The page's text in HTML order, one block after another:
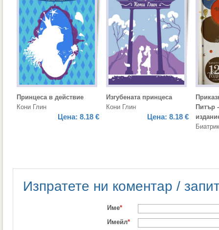
Принцеса в действие
Кони Глин
Цена: 8.18 €
Изгубената принцеса
Кони Глин
Цена: 8.18 €
Питър
Изпратете ни коментар /
Име*
Имейл*